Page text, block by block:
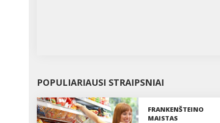
POPULIARIAUSI STRAIPSNIAI
FRANKENŠTEINO
MAISTAS